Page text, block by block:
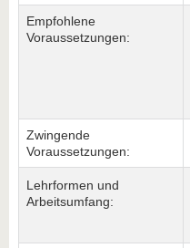
Empfohlene
Voraussetzungen:
Zwingende
Voraussetzungen:
Lehrformen und
Arbeitsumfang: